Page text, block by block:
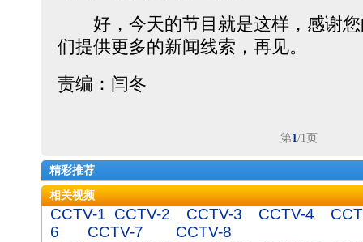
好，今天的节目就是这样，感谢您
们提供更多的新闻线索，再见。
责编：闫冬
第1/1页
精彩推荐
相关视频
CCTV-1 CCTV-2 CCTV-3 CCTV-4
6
CCTV-7
CCTV-8